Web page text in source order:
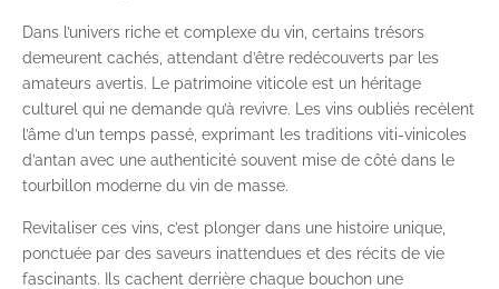
Dans l’univers riche et complexe du vin, certains trésors
demeurent cachés, attendant d’être redécouverts par les
amateurs avertis. Le patrimoine viticole est un héritage
culturel qui ne demande qu’à revivre. Les vins oubliés recèlent
l’âme d’un temps passé, exprimant les traditions viti-vinicoles
d’antan avec une authenticité souvent mise de côté dans le
tourbillon moderne du vin de masse.
Revitaliser ces vins, c’est plonger dans une histoire unique,
ponctuée par des saveurs inattendues et des récits de vie
fascinants. Ils cachent derrière chaque bouchon une